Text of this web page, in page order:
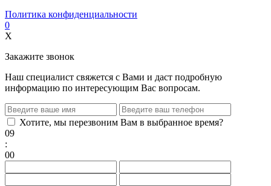
Политика конфиденциальности
0
X
Закажите звонок
Наш специалист свяжется с Вами и даст подробную
информацию по интересующим Вас вопросам.
Хотите, мы перезвоним Вам в выбранное время?
09
:
00